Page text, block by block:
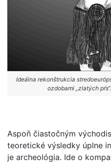
Ideálna rekonštrukcia
ozdobami „zlatých
Aspoň čiastočným
teoretické výsledky úplne
je archeológia. Ide o